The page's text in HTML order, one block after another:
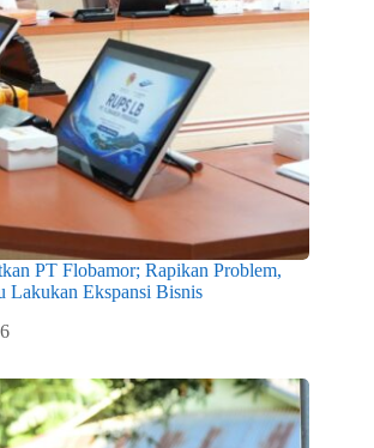
PT Flobamor; Rapikan Problem,
Lakukan Ekspansi Bisnis